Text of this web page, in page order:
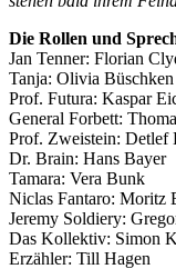
Die Rollen und
Jan Tenner: Florian
Tanja: Olivia Büschken
Prof. Futura: Kaspar
General Forbett:
Prof. Zweistein: Detlef
Dr. Brain: Hans Bayer
Tamara: Vera Bunk
Niclas Fantaro: Moritz
Jeremy Soldiery:
Das Kollektiv: Simon
Erzähler: Till Hagen